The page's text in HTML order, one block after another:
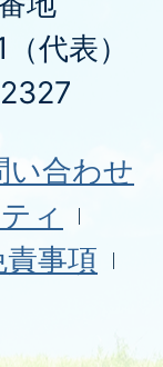
代表）
い合わせ
ィ
責事項